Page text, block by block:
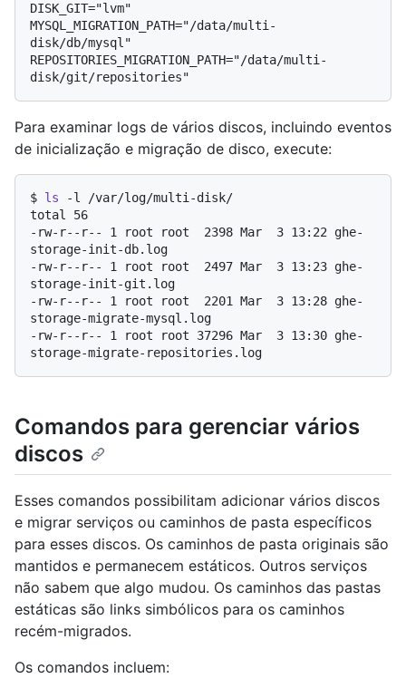
DISK_GIT="lvm"
MYSQL_MIGRATION_PATH="/data/multi-
disk/db/mysql"
REPOSITORIES_MIGRATION_PATH="/data/multi-
Para examinar logs de vários discos, incluindo eventos
de inicialização e migração de disco, execute:
$ ls -l /var/log/multi-disk/
total 56
-rw-r--r-- 1 root root  2398 Mar  3 13:22 ghe-
storage-init-db.log
-rw-r--r-- 1 root root  2497 Mar  3 13:23 ghe-
storage-init-git.log
-rw-r--r-- 1 root root  2201 Mar  3 13:28 ghe-
storage-migrate-mysql.log
-rw-r--r-- 1 root root 37296 Mar  3 13:30 ghe-
Comandos para gerenciar vários
discos
Esses comandos possibilitam adicionar vários discos
e migrar serviços ou caminhos de pasta específicos
para esses discos. Os caminhos de pasta originais são
mantidos e permanecem estáticos. Outros serviços
não sabem que algo mudou. Os caminhos das pastas
estáticas são links simbólicos para os caminhos
recém-migrados.
Os comandos incluem: